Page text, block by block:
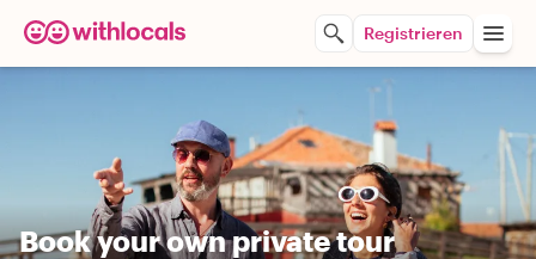
Registrieren
Book your own private tour